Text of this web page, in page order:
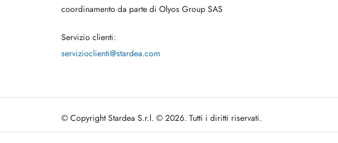
coordinamento da parte di Olyos Group SAS
Servizio clienti:
servizioclienti@stardea.com
© Copyright Stardea S.r.l. © 2026. Tutti i diritti riservati.